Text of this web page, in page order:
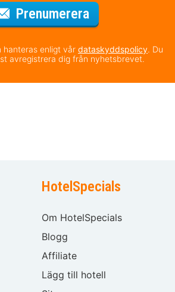
Prenumerera
hanteras enligt vår dataskyddspolicy. Du
avregistrera dig från nyhetsbrevet.
HotelSpecials
Om HotelSpecials
Blogg
Affiliate
Lägg till hotell